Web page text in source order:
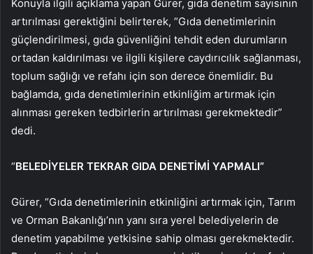
Konuyla ilgili açıklama yapan Gürer, gıda denetim sayısının
artırılması gerektiğini belirterek, “Gıda denetimlerinin
güçlendirilmesi, gıda güvenliğini tehdit eden durumların
ortadan kaldırılması ve ilgili kişilere caydırıcılık sağlanması,
toplum sağlığı ve refahı için son derece önemlidir. Bu
bağlamda, gıda denetimlerinin etkinliğim artırmak için
alınması gereken tedbirlerin artırılması gerekmektedir”
dedi.
“BELEDİYELER TEKRAR GIDA DENETİMİ YAPMALI”
Gürer, “Gıda denetimlerinin etkinliğini artırmak için, Tarım
ve Orman Bakanlığı’nın yanı sıra yerel belediyelerin de
denetim yapabilme yetkisine sahip olması gerekmektedir.